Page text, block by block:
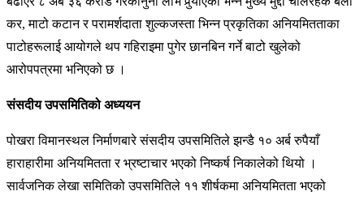
कर, माटो कटान र परामर्शदाता शुल्कजस्ता भिन्न प्रकृतिका अनियमितताका
पाटोहरूलाई आयोगले थप गहिराइमा पुगेर छानबिन गर्ने बाटो खुलेको
आरोपपत्रमा भनिएको छ ।
संसदीय उपसमितिको अध्ययन
पोखरा विमानस्थल निर्माणबारे संसदीय उपसमितिले झन्डै १० अर्ब रुपैयाँ
हाराहारीमा अनियमितता र भ्रष्टाचार भएको निष्कर्ष निकालेको थियो ।
सार्वजनिक लेखा समितिको उपसमितिले ११ शीर्षकमा अनियमितता भएको